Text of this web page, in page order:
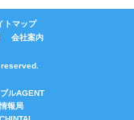
トマップ
会社案内
reserved.
ルAGENT
報局